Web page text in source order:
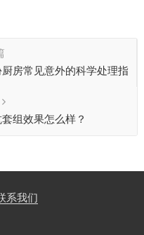
房常见意外的科学处理指
组效果怎么样？
系我们